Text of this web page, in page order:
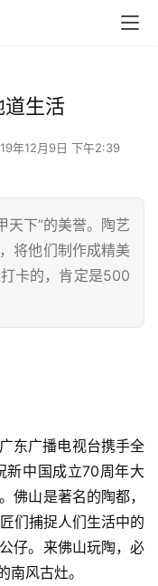
道生活
年12月9日 下午2:39
天下”的美誉。陶艺
将他们制作成精美
卡的，肯定是500
东广播电视台携手全
新中国成立70周年大
佛山是著名的陶都，
们捕捉人们生活中的
仔。来佛山玩陶，必
风古灶。